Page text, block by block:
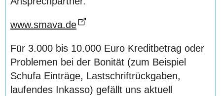
www.smava.de
Für 3.000 bis 10.000 Euro Kreditbetrag oder
Problemen bei der Bonität (zum Beispiel
Schufa Einträge, Lastschriftrückgaben,
laufendes Inkasso) gefällt uns aktuell